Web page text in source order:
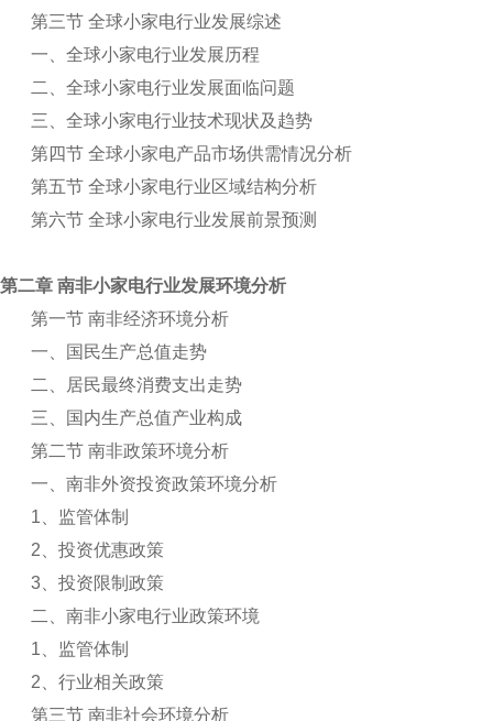
第三节 全球小家电行业发展综述
一、全球小家电行业发展历程
二、全球小家电行业发展面临问题
三、全球小家电行业技术现状及趋势
第四节 全球小家电产品市场供需情况分析
第五节 全球小家电行业区域结构分析
第六节 全球小家电行业发展前景预测
第二章 南非小家电行业发展环境分析
第一节 南非经济环境分析
一、国民生产总值走势
二、居民最终消费支出走势
三、国内生产总值产业构成
第二节 南非政策环境分析
一、南非外资投资政策环境分析
1 、监管体制
2 、投资优惠政策
3 、投资限制政策
二、南非小家电行业政策环境
1 、监管体制
2 、行业相关政策
第三节 南非社会环境分析